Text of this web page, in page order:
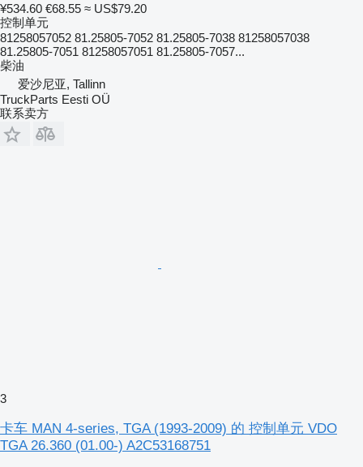
¥534.60 €68.55 ≈ US$79.20
控制单元
81258057052 81.25805-7052 81.25805-7038 81258057038
81.25805-7051 81258057051 81.25805-7057...
柴油
爱沙尼亚, Tallinn
TruckParts Eesti OÜ
联系卖方
3
卡车 MAN 4-series, TGA (1993-2009) 的 控制单元 VDO
TGA 26.360 (01.00-) A2C53168751